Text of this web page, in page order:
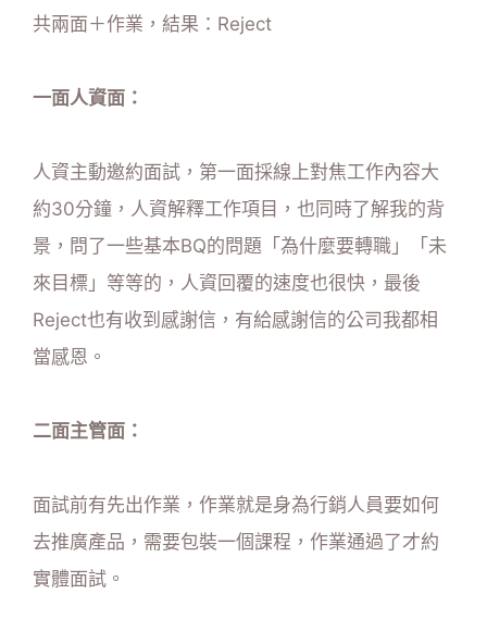
共兩面＋作業，結果：Reject
一面人資面：
人資主動邀約面試，第一面採線上對焦工作內容大
約30分鐘，人資解釋工作項目，也同時了解我的背
景，問了一些基本BQ的問題「為什麼要轉職」「未
來目標」等等的，人資回覆的速度也很快，最後
Reject也有收到感謝信，有給感謝信的公司我都相
當感恩。
二面主管面：
面試前有先出作業，作業就是身為行銷人員要如何
去推廣產品，需要包裝一個課程，作業通過了才約
實體面試。